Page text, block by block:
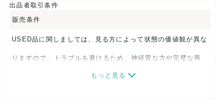
出品者取引条件
販売条件
USED品に関しましては、見る方によって状態の価値観が異な
りますので、トラブルを避けるため、神経質な方や完璧な商
品を求められる方は御購入をお控えください。
もっと見る